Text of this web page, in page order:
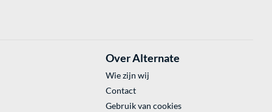
Over Alternate
Wie zijn wij
Contact
Gebruik van cookies